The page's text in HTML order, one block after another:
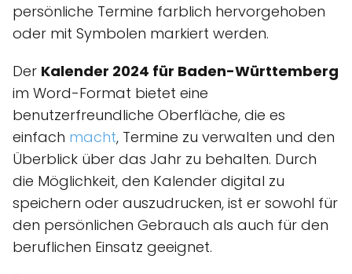
persönliche Termine farblich hervorgehoben
oder mit Symbolen markiert werden.
Der Kalender 2024 für Baden-Württemberg
im Word-Format bietet eine
benutzerfreundliche Oberfläche, die es
einfach macht, Termine zu verwalten und den
Überblick über das Jahr zu behalten. Durch
die Möglichkeit, den Kalender digital zu
speichern oder auszudrucken, ist er sowohl für
den persönlichen Gebrauch als auch für den
beruflichen Einsatz geeignet.